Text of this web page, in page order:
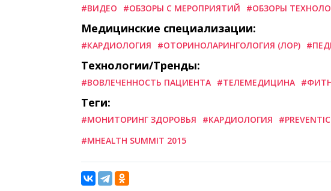
#ВИДЕО #ОБЗОРЫ С МЕРОПРИЯТИЙ #ОБЗОРЫ
Медицинские специализации:
#КАРДИОЛОГИЯ #ОТОРИНОЛАРИНГОЛОГИЯ (ЛОР)
Технологии/Тренды:
#ВОВЛЕЧЕННОСТЬ ПАЦИЕНТА #ТЕЛЕМЕДИЦИНА
Теги:
#МОНИТОРИНГ ЗДОРОВЬЯ #КАРДИОЛОГИЯ
#MHEALTH SUMMIT 2015